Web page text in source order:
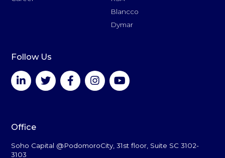
Blancco
Dymar
Follow Us
Office
Soho Capital @PodomoroCity, 31st floor, Suite SC 3102-
3103